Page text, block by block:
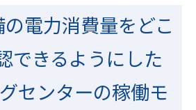
電力消費量をどこ
できるようにした
センターの稼働モ